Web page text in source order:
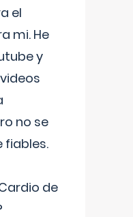
el
mi. He
y
no se
fiables.
de